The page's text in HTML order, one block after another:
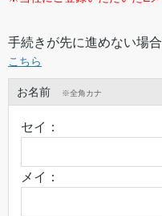
手続きが先に進めない場
こちら
お名前 ※全角カナ
セイ：
メイ：